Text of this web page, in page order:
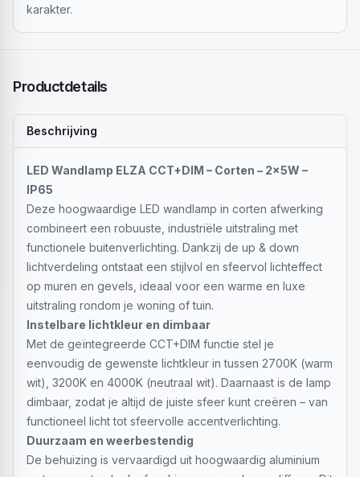
karakter.
Productdetails
Beschrijving
LED Wandlamp ELZA CCT+DIM – Corten – 2x5W –
IP65
Deze hoogwaardige LED wandlamp in corten afwerking
combineert een robuuste, industriële uitstraling met
functionele buitenverlichting. Dankzij de up & down
lichtverdeling ontstaat een stijlvol en sfeervol lichteffect
op muren en gevels, ideaal voor een warme en luxe
uitstraling rondom je woning of tuin.
Instelbare lichtkleur en dimbaar
Met de geïntegreerde CCT+DIM functie stel je
eenvoudig de gewenste lichtkleur in tussen 2700K (warm
wit), 3200K en 4000K (neutraal wit). Daarnaast is de lamp
dimbaar, zodat je altijd de juiste sfeer kunt creëren – van
functioneel licht tot sfeervolle accentverlichting.
Duurzaam en weerbestendig
De behuizing is vervaardigd uit hoogwaardig aluminium